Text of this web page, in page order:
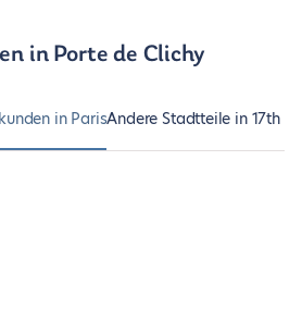
in Porte de Clichy
in ParisAndere Stadtteile in 17th